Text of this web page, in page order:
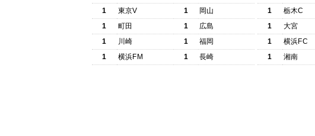
1
東京V 1
岡山
1
町田 1
広島
1
川崎 1
福岡
1
横浜FM 1 長崎
1
栃木C
1
大宮
1
横浜FC
1
湘南